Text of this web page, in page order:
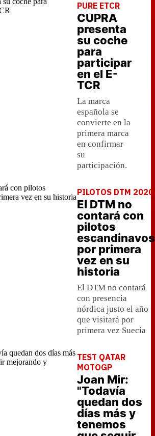
PURE ETCR
CUPRA
presenta
su coche
para
participar
en el E-
TCR
La marca
española se
convierte en la
primera marca
en confirmar
su
participación.
PILOTOS DTM 2020
El DTM no
contará con
pilotos
escandinavos
por primera
vez en su
historia
El DTM no contará
con presencia
nórdica justo el año
que visitará por
primera vez Suecia
TEST QATAR
MOTOGP
Joan Mir:
"Todavía
quedan dos
días más y
tenemos